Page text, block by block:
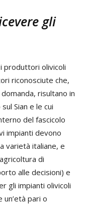
gli
i produttori olivicoli
riconosciute che,
risultano in
Sian e le cui
del fascicolo
impianti devono
varietà italiane, e
di
alle decisioni) e
gli impianti olivicoli
pari o